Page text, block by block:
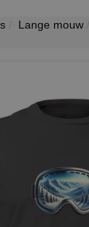
Lange mouw